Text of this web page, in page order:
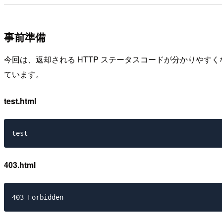
事前準備
今回は、返却される HTTP ステータスコードが分かりやす
ています。
test.html
403.html